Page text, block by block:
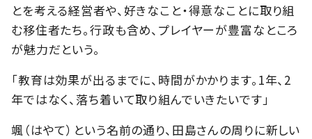
とを考える経営者や、好きなこと・得意なことに取り組
む移住者たち。行政も含め、プレイヤーが豊富なところ
が魅力だという。
「教育は効果が出るまでに、時間がかかります。1年、2
年ではなく、落ち着いて取り組んでいきたいです」
颯（はやて）という名前の通り、田島さんの周りに新しい